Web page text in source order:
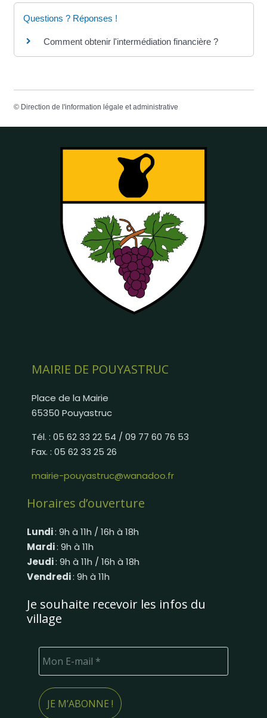
Questions ? Réponses !
Comment obtenir l'intermédiation financière ?
© Direction de l'information légale et administrative
MAIRIE DE POUYASTRUC
Place de la Mairie
65350 Pouyastruc
Tél. : 05 62 33 22 54 / 09 77 60 76 53
Fax. : 05 62 33 25 26
mairie-pouyastruc@wanadoo.fr
Horaires d’ouverture
Lundi: 9h à 11h / 16h à 18h
Mardi: 9h à 11h
Jeudi: 9h à 11h / 16h à 18h
Vendredi: 9h à 11h
Je souhaite recevoir les infos du
village